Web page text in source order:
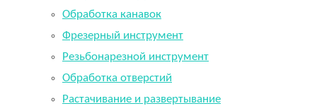
Обработка канавок
Фрезерный инструмент
Резьбонарезной инструмент
Обработка отверстий
Растачивание и развертывание